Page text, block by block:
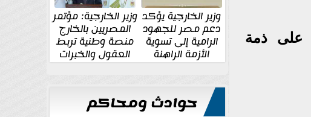
وقررت استمرار حبسها لمدة 15 يومًا على ذمة
وزير الخارجية يؤكد
دعم مصر للجهود
الرامية إلى تسوية
الأزمة الراهنة
وزير الخارجية: مؤتمر
المصريين بالخارج
منصة وطنية تربط
العقول والخبرات
المصرية بالدولة
حوادث ومحاكم